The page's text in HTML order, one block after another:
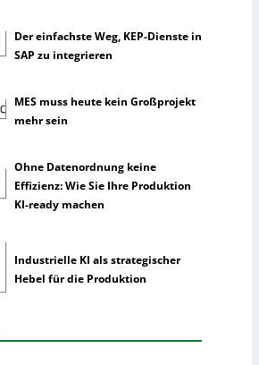
Der einfachste Weg, KEP-Dienste in
SAP zu integrieren
MES muss heute kein Großprojekt
mehr sein
Ohne Datenordnung keine
Effizienz: Wie Sie Ihre Produktion
KI-ready machen
Industrielle KI als strategischer
Hebel für die Produktion